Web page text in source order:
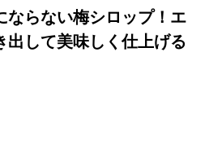
ならない梅シロップ！エ
出して美味しく仕上げる